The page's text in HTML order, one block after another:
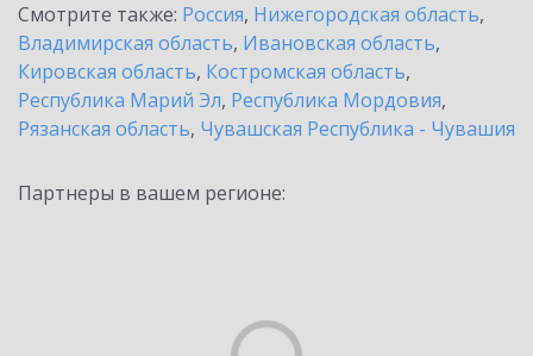
Смотрите также: Россия, Нижегородская область,
Владимирская область, Ивановская область,
Кировская область, Костромская область,
Республика Марий Эл, Республика Мордовия,
Рязанская область, Чувашская Республика - Чувашия
Партнеры в вашем регионе: